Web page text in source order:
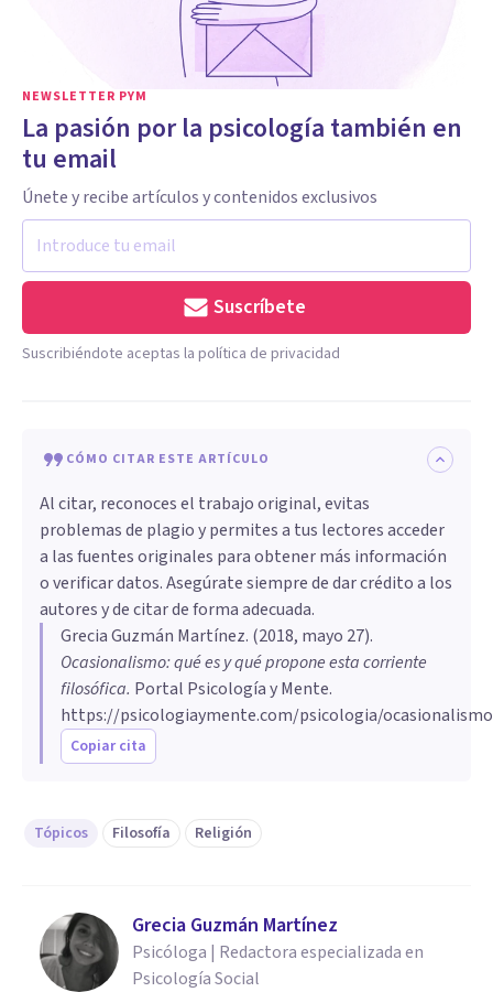
NEWSLETTER PYM
La pasión por la psicología también en
tu email
Únete y recibe artículos y contenidos exclusivos
Suscríbete
Suscribiéndote aceptas la política de privacidad
CÓMO CITAR ESTE ARTÍCULO
Al citar, reconoces el trabajo original, evitas
problemas de plagio y permites a tus lectores acceder
a las fuentes originales para obtener más información
o verificar datos. Asegúrate siempre de dar crédito a los
autores y de citar de forma adecuada.
Grecia Guzmán Martínez. (2018, mayo 27).
Ocasionalismo: qué es y qué propone esta corriente
filosófica. Portal Psicología y Mente.
https://psicologiaymente.com/psicologia/ocasionalismo
Copiar cita
Tópicos Filosofía Religión
Grecia Guzmán Martínez
Psicóloga | Redactora especializada en
Psicología Social